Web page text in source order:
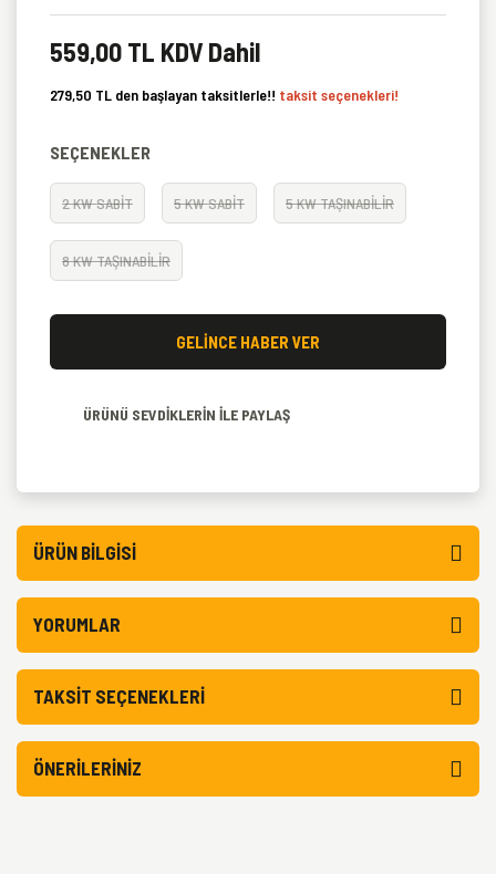
559,00 TL KDV Dahil
279,50 TL den başlayan taksitlerle!! taksit seçenekleri!
SEÇENEKLER
2 KW SABİT 5 KW SABİT 5 KW TAŞINABİLİR
8 KW TAŞINABİLİR
GELİNCE HABER VER
ÜRÜNÜ SEVDİKLERİN İLE PAYLAŞ
ÜRÜN BILGISI
YORUMLAR
TAKSIT SEÇENEKLERI
ÖNERILERINIZ